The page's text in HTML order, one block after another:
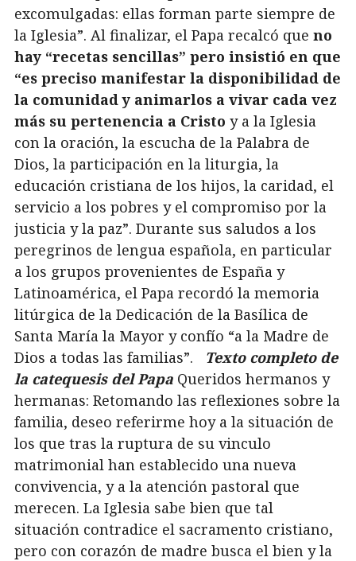
excomulgadas: ellas forman parte siempre de
la Iglesia”. Al finalizar, el Papa recalcó que no
hay “recetas sencillas” pero insistió en que
“es preciso manifestar la disponibilidad de
la comunidad y animarlos a vivar cada vez
más su pertenencia a Cristo y a la Iglesia
con la oración, la escucha de la Palabra de
Dios, la participación en la liturgia, la
educación cristiana de los hijos, la caridad, el
servicio a los pobres y el compromiso por la
justicia y la paz”. Durante sus saludos a los
peregrinos de lengua española, en particular
a los grupos provenientes de España y
Latinoamérica, el Papa recordó la memoria
litúrgica de la Dedicación de la Basílica de
Santa María la Mayor y confío “a la Madre de
Dios a todas las familias”. Texto completo de
la catequesis del Papa Queridos hermanos y
hermanas: Retomando las reflexiones sobre la
familia, deseo referirme hoy a la situación de
los que tras la ruptura de su vinculo
matrimonial han establecido una nueva
convivencia, y a la atención pastoral que
merecen. La Iglesia sabe bien que tal
situación contradice el sacramento cristiano,
pero con corazón de madre busca el bien y la